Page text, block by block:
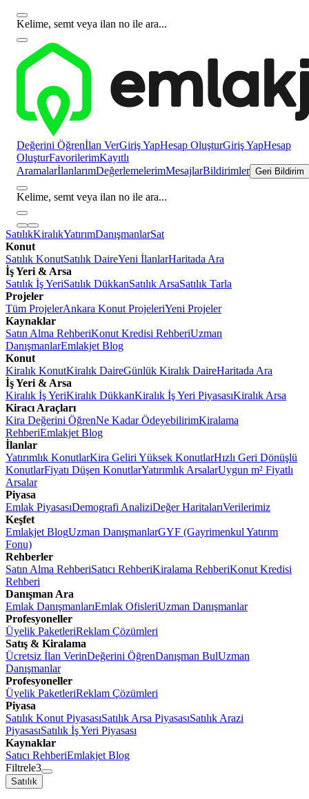
Kelime, semt veya ilan no ile ara...
Değerini Öğrenİlan VerGiriş YapHesap OluşturGiriş YapHesap
OluşturFavorilerimKayıtlı
AramalarİlanlarımDeğerlemelerimMesajlarBildirimler Geri Bildirim
Kelime, semt veya ilan no ile ara...
SatılıkKiralıkYatırımDanışmanlarSat
Konut
Satılık KonutSatılık DaireYeni İlanlarHaritada Ara
İş Yeri & Arsa
Satılık İş YeriSatılık DükkanSatılık ArsaSatılık Tarla
Projeler
Tüm ProjelerAnkara Konut ProjeleriYeni Projeler
Kaynaklar
Satın Alma RehberiKonut Kredisi RehberiUzman
DanışmanlarEmlakjet Blog
Konut
Kiralık KonutKiralık DaireGünlük Kiralık DaireHaritada Ara
İş Yeri & Arsa
Kiralık İş YeriKiralık DükkanKiralık İş Yeri PiyasasıKiralık Arsa
Kiracı Araçları
Kira Değerini ÖğrenNe Kadar ÖdeyebilirimKiralama
RehberiEmlakjet Blog
İlanlar
Yatırımlık KonutlarKira Geliri Yüksek KonutlarHızlı Geri Dönüşlü
KonutlarFiyatı Düşen KonutlarYatırımlık ArsalarUygun m² Fiyatlı
Arsalar
Piyasa
Emlak PiyasasıDemografi AnaliziDeğer HaritalarıVerilerimiz
Keşfet
Emlakjet BlogUzman DanışmanlarGYF (Gayrimenkul Yatırım
Fonu)
Rehberler
Satın Alma RehberiSatıcı RehberiKiralama RehberiKonut Kredisi
Rehberi
Danışman Ara
Emlak DanışmanlarıEmlak OfisleriUzman Danışmanlar
Profesyoneller
Üyelik PaketleriReklam Çözümleri
Satış & Kiralama
Ücretsiz İlan VerinDeğerini ÖğrenDanışman BulUzman
Danışmanlar
Profesyoneller
Üyelik PaketleriReklam Çözümleri
Piyasa
Satılık Konut PiyasasıSatılık Arsa PiyasasıSatılık Arazi
PiyasasıSatılık İş Yeri Piyasası
Kaynaklar
Satıcı RehberiEmlakjet Blog
Filtrele3
Satılık